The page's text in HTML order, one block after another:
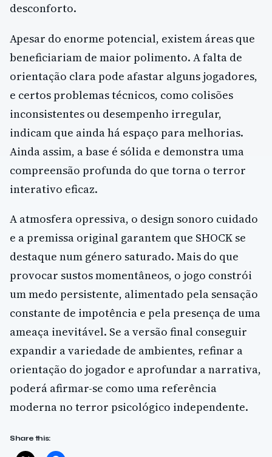
desconforto.
Apesar do enorme potencial, existem áreas que
beneficiariam de maior polimento. A falta de
orientação clara pode afastar alguns jogadores,
e certos problemas técnicos, como colisões
inconsistentes ou desempenho irregular,
indicam que ainda há espaço para melhorias.
Ainda assim, a base é sólida e demonstra uma
compreensão profunda do que torna o terror
interativo eficaz.
A atmosfera opressiva, o design sonoro cuidado
e a premissa original garantem que SHOCK se
destaque num género saturado. Mais do que
provocar sustos momentâneos, o jogo constrói
um medo persistente, alimentado pela sensação
constante de impotência e pela presença de uma
ameaça inevitável. Se a versão final conseguir
expandir a variedade de ambientes, refinar a
orientação do jogador e aprofundar a narrativa,
poderá afirmar-se como uma referência
moderna no terror psicológico independente.
Share this: